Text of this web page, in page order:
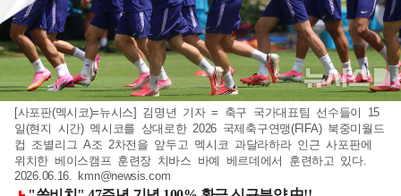
[사포판(멕시코)=뉴시스] 김명년 기자 = 축구 국가대표팀 선수들이 15
일(현지 시간) 멕시코를 상대로한 2026 국제축구연맹(FIFA) 북중미월드
컵 조별리그 A조 2차전을 앞두고 멕시코 과달라하라 인근 사포판에
위치한 베이스캠프 훈련장 치바스 바예 베르데에서 훈련하고 있다.
2026.06.16. kmn@newsis.com